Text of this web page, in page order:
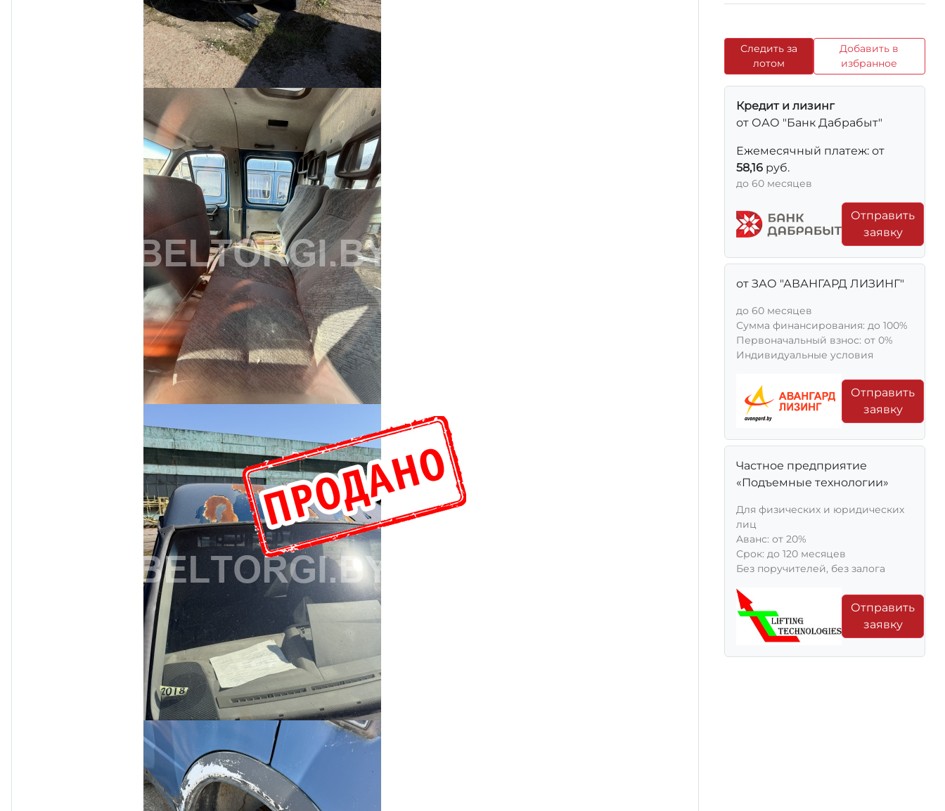
Следить за
лотом
Добавить в
избранное
Кредит и лизинг
от ОАО "Банк Дабрабыт"
Ежемесячный платеж: от
58,16 руб.
до 60 месяцев
Отправить
заявку
от ЗАО "АВАНГАРД ЛИЗИНГ"
до 60 месяцев
Сумма финансирования: до 100%
Первоначальный взнос: от 0%
Индивидуальные условия
Отправить
заявку
Частное предприятие
«Подъемные технологии»
Для физических и юридических
лиц
Aванс: от 20%
Срок: до 120 месяцев
Без поручителей, без залога
Отправить
заявку